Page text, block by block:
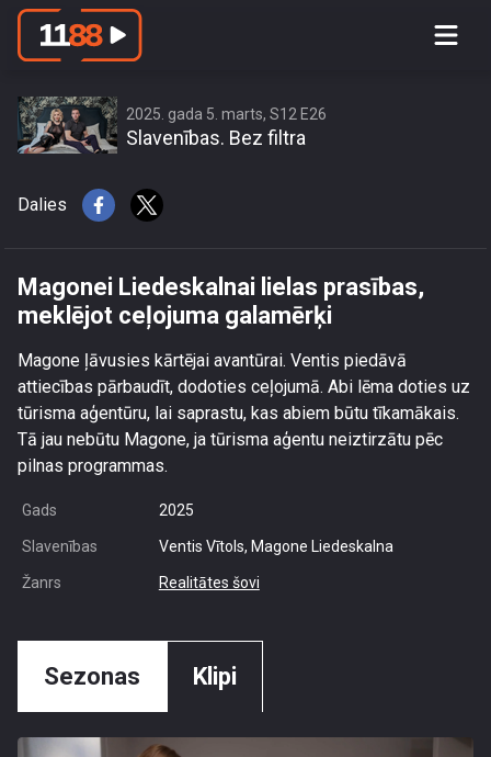
Magonei Liedeskalnai lielas prasības,
2025. gada 5. marts, S12 E26
Slavenības. Bez filtra
Dalies
Magonei Liedeskalnai lielas prasības,
meklējot ceļojuma galamērķi
Magone ļāvusies kārtējai avantūrai. Ventis piedāvā
attiecības pārbaudīt, dodoties ceļojumā. Abi lēma doties uz
tūrisma aģentūru, lai saprastu, kas abiem būtu tīkamākais.
Tā jau nebūtu Magone, ja tūrisma aģentu neiztirzātu pēc
pilnas programmas.
Gads 2025
Slavenības Ventis Vītols, Magone Liedeskalna
Žanrs Realitātes šovi
Sezonas Klipi